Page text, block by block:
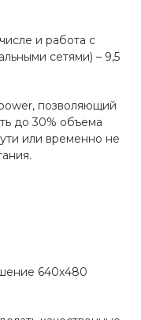
и работа с
сетями) – 9,5
позволяющий
до 30% объема
или временно не
640х480